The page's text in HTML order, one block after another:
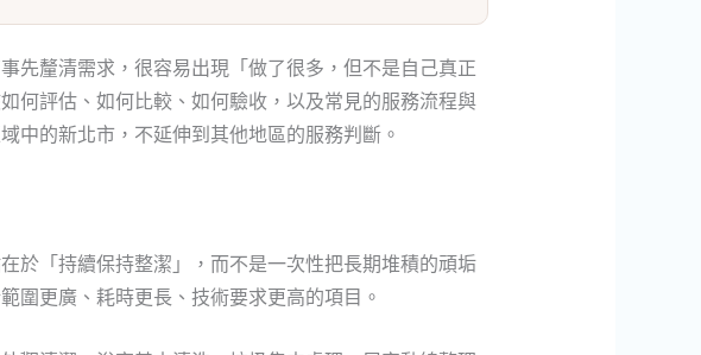
先釐清需求，很容易出現「做了很多，但不是自己真正
何評估、如何比較、如何驗收，以及常見的服務流程與
中的新北市，不延伸到其他地區的服務判斷。
於「持續保持整潔」，而不是一次性把長期堆積的頑垢
圍更廣、耗時更長、技術要求更高的項目。